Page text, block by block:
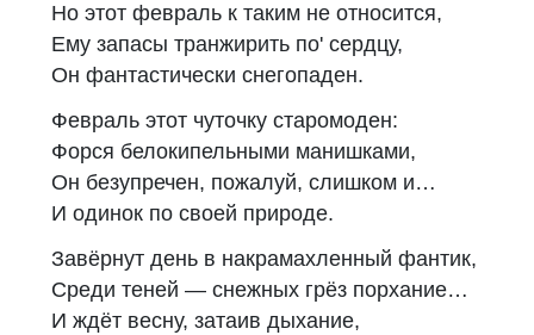
Но этот февраль к таким не относится,
Ему запасы транжирить по' сердцу,
Он фантастически снегопаден.
Февраль этот чуточку старомоден:
Форся белокипельными манишками,
Он безупречен, пожалуй, слишком и…
И одинок по своей природе.
Завёрнут день в накрамахленный фантик,
Среди теней — снежных грёз порхание…
И ждёт весну, затаив дыхание,